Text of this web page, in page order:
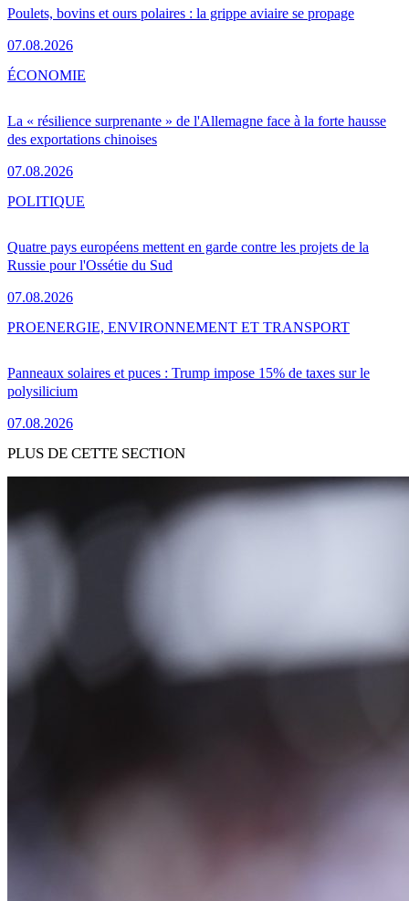
Poulets, bovins et ours polaires : la grippe aviaire se propage
07.08.2026
La « résilience surprenante » de l'Allemagne face à la forte hausse
des exportations chinoises
07.08.2026
ÉCONOMIE
Quatre pays européens mettent en garde contre les projets de la
Russie pour l'Ossétie du Sud
07.08.2026
POLITIQUE
Panneaux solaires et puces : Trump impose 15% de taxes sur le
polysilicium
07.08.2026
PROENERGIE, ENVIRONNEMENT ET TRANSPORT
PLUS DE CETTE SECTION